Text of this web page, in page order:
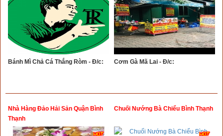
Bánh Mì Chả Cá Thắng Ròm - Đ/c: Cơm Gà Mã Lai - Đ/c:
Nhà Hàng Đảo Hải Sản Quận Bình
Thạnh
Chuối Nướng Bà Chiểu Bình Thạnh